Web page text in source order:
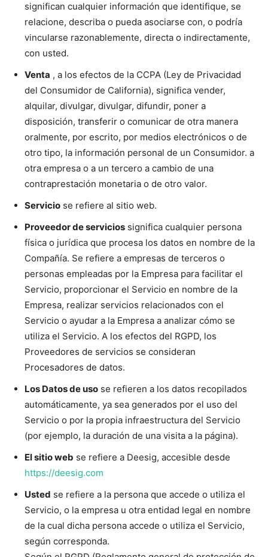
significan cualquier información que identifique, se
relacione, describa o pueda asociarse con, o podría
vincularse razonablemente, directa o indirectamente,
con usted.
Venta , a los efectos de la CCPA (Ley de Privacidad
del Consumidor de California), significa vender,
alquilar, divulgar, divulgar, difundir, poner a
disposición, transferir o comunicar de otra manera
oralmente, por escrito, por medios electrónicos o de
otro tipo, la información personal de un Consumidor. a
otra empresa o a un tercero a cambio de una
contraprestación monetaria o de otro valor.
Servicio se refiere al sitio web.
Proveedor de servicios significa cualquier persona
física o jurídica que procesa los datos en nombre de la
Compañía. Se refiere a empresas de terceros o
personas empleadas por la Empresa para facilitar el
Servicio, proporcionar el Servicio en nombre de la
Empresa, realizar servicios relacionados con el
Servicio o ayudar a la Empresa a analizar cómo se
utiliza el Servicio. A los efectos del RGPD, los
Proveedores de servicios se consideran
Procesadores de datos.
Los Datos de uso se refieren a los datos recopilados
automáticamente, ya sea generados por el uso del
Servicio o por la propia infraestructura del Servicio
(por ejemplo, la duración de una visita a la página).
El sitio web se refiere a Deesig, accesible desde
https://deesig.com
Usted se refiere a la persona que accede o utiliza el
Servicio, o la empresa u otra entidad legal en nombre
de la cual dicha persona accede o utiliza el Servicio,
según corresponda.